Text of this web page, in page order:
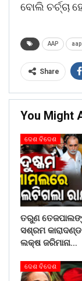
ବୋଲି ଚର୍ଚ୍ଚା
AAP
Share
You Might
ଦେଶ ବିଦେଶ
ତରୁଣ
ସଶ୍ରମ କାରାଦଣ୍ଡ
ଲକ୍ଷ ଜରିମାନା…
ଦେଶ ବିଦେଶ